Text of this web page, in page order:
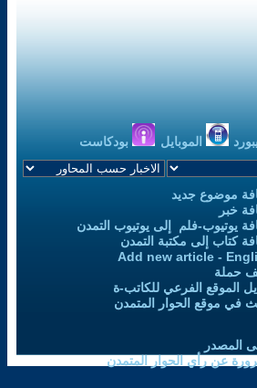
الموبايل بودكاست
موضوع جديد
خبر
يوتيوب-فلم إلى يوتيوب التمدن
كتاب إلى مكتبة التمدن
Add new article -
حملة
الموقع الفرعي للكاتب-ة
في موقع الحوار المتمدن
المصدر
عن رأي الحوار المتمدن